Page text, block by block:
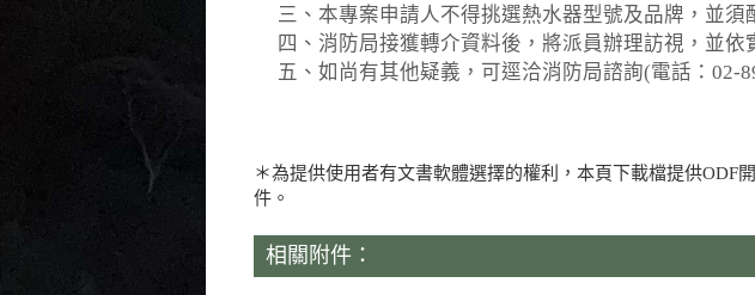
三、本專案申請人不得挑選熱水器型號及品牌，並
四、消防局接獲轉介資料後，將派員辦理訪視，並
五、如尚有其他疑義，可逕洽消防局諮詢(電話：02-
＊為提供使用者有文書軟體選擇的權利，本頁下載檔提供ODF
件。
相關附件：